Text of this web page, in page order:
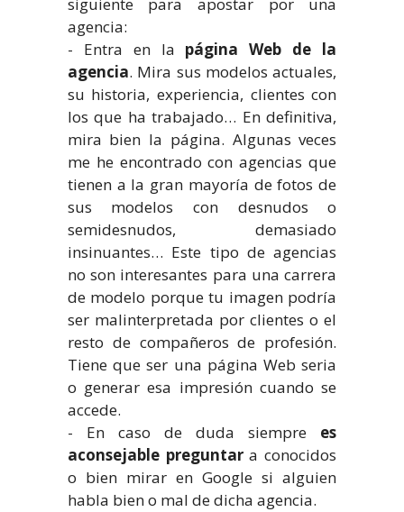
siguiente para apostar por una
agencia:
- Entra en la página Web de la
agencia. Mira sus modelos actuales,
su historia, experiencia, clientes con
los que ha trabajado… En definitiva,
mira bien la página. Algunas veces
me he encontrado con agencias que
tienen a la gran mayoría de fotos de
sus modelos con desnudos o
semidesnudos, demasiado
insinuantes… Este tipo de agencias
no son interesantes para una carrera
de modelo porque tu imagen podría
ser malinterpretada por clientes o el
resto de compañeros de profesión.
Tiene que ser una página Web seria
o generar esa impresión cuando se
accede.
- En caso de duda siempre es
aconsejable preguntara conocidos
o bien mirar en Google si alguien
habla bien o mal de dicha agencia.